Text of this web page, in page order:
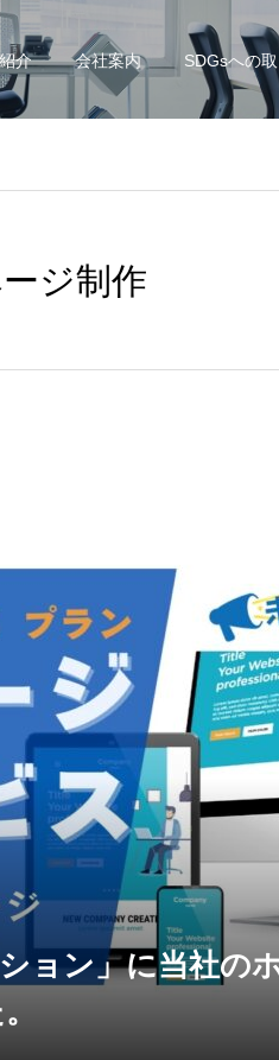
介 会社案内 SDGsへの
ジ制作
ョン」に当社の